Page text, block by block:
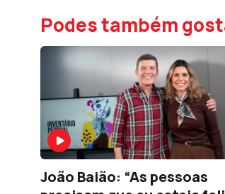
Podes também
João Baião: “As pessoas